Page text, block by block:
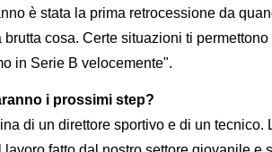
è stata la prima retrocessione da
brutta cosa. Certe situazioni ti
in Serie B velocemente".
i prossimi step?
di un direttore sportivo e di un